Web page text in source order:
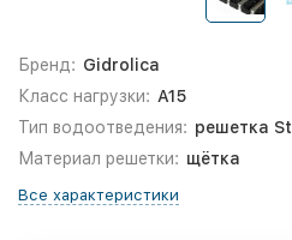
Бренд: Gidrolica
Класс нагрузки: A15
Тип водоотведения: решетка
Материал решетки: щётка
Все характеристики